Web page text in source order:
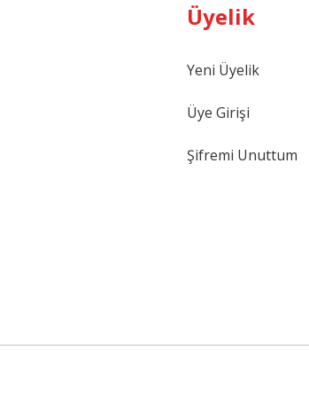
Gönder
Üyelik
Yeni Üyelik
Üye Girişi
Şifremi Unuttum